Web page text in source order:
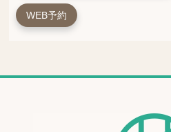
WEB予約